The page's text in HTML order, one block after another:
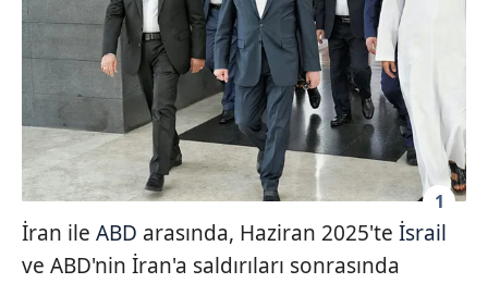
1
İran ile ABD arasında, Haziran 2025'te İsrail
ve ABD'nin İran'a saldırıları sonrasında